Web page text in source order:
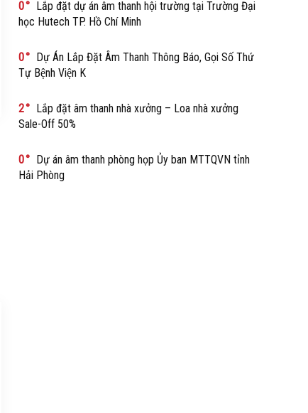
0
Lắp đặt dự án âm thanh hội trường tại Trường Đại
học Hutech TP. Hồ Chí Minh
0
Dự Án Lắp Đặt Âm Thanh Thông Báo, Gọi Số Thứ
Tự Bệnh Viện K
2
Lắp đặt âm thanh nhà xưởng – Loa nhà xưởng
Sale-Off 50%
0
Dự án âm thanh phòng họp Ủy ban MTTQVN tỉnh
Hải Phòng